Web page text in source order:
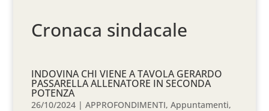
Cronaca sindacale
INDOVINA CHI VIENE A TAVOLA GERARDO
PASSARELLA ALLENATORE IN SECONDA
POTENZA
26/10/2024 |APPROFONDIMENTI,Appuntamenti,